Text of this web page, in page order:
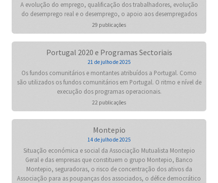
A evolução do emprego, qualificação dos trabalhadores, evolução
do desemprego real e o desemprego, o apoio aos desempregados
29 publicações
Portugal 2020 e Programas Sectoriais
21 de julho de 2025
Os fundos comunitários e montantes atribuídos a Portugal. Como
são utilizados os fundos comunitários em Portugal. O ritmo e nível de
execução dos programas operacionais.
22 publicações
Montepio
14 de julho de 2025
Situação económica e social da Associação Mutualista Montepio
Geral e das empresas que constituem o grupo Montepio, Banco
Montepio, seguradoras, o risco de concentração dos ativos da
Associação para as poupanças dos associados, o défice democrático